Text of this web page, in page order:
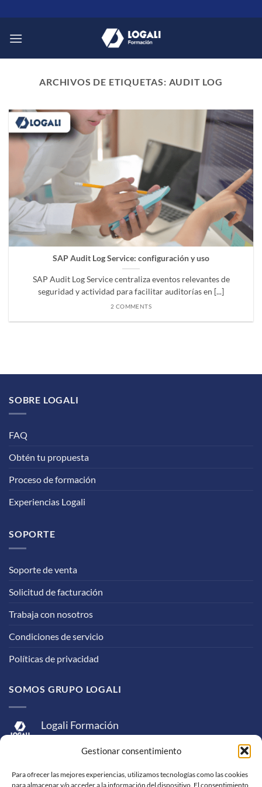
Gestionar consentimiento
Para ofrecer las mejores experiencias, utilizamos tecnologías como las cookies
para almacenar y/o acceder a la información del dispositivo. El consentimiento
al
contenido
ARCHIVOS DE ETIQUETAS: AUDIT LOG
SAP Audit Log Service: configuración y uso
SAP Audit Log Service centraliza eventos relevantes de
seguridad y actividad para facilitar auditorías en [...]
2 COMMENTS
SOBRE LOGALI
FAQ
Obtén tu propuesta
Proceso de formación
Experiencias Logali
SOPORTE
Soporte de venta
Solicitud de facturación
Trabaja con nosotros
Condiciones de servicio
Políticas de privacidad
SOMOS GRUPO LOGALI
Logali Formación
Logali Consultoría
Logali Ingeniería